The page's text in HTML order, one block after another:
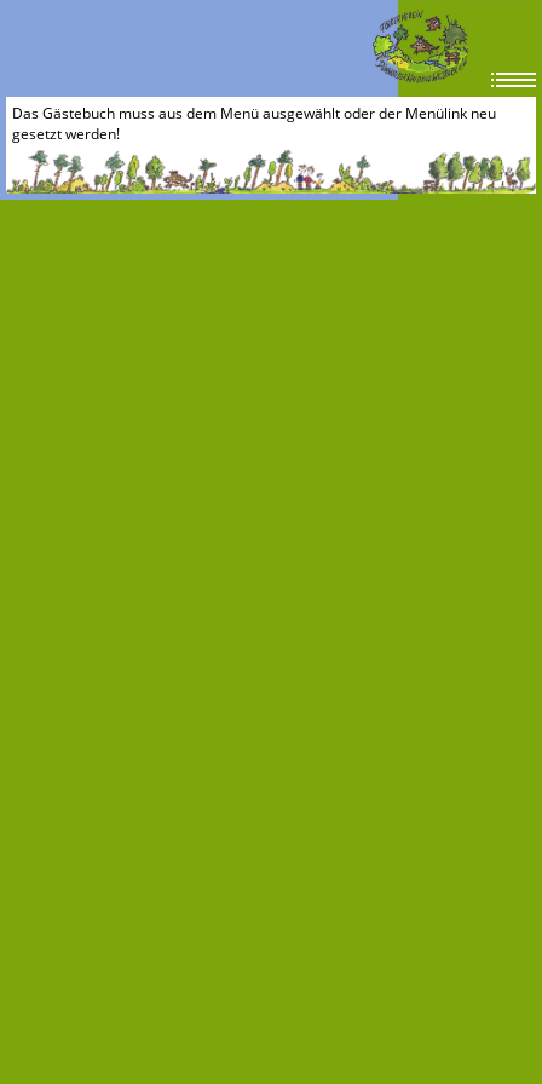
Das Gästebuch muss aus dem Menü ausgewählt oder der Menülink neu
gesetzt werden!